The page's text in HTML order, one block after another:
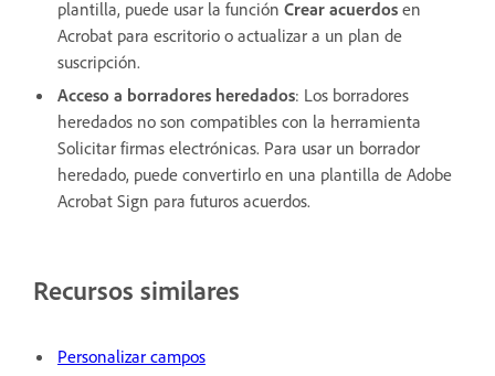
plantilla, puede usar la función Crear acuerdos en
Acrobat para escritorio o actualizar a un plan de
suscripción.
Acceso a borradores heredados: Los borradores
heredados no son compatibles con la herramienta
Solicitar firmas electrónicas. Para usar un borrador
heredado, puede convertirlo en una plantilla de Adobe
Acrobat Sign para futuros acuerdos.
Recursos similares
Personalizar campos